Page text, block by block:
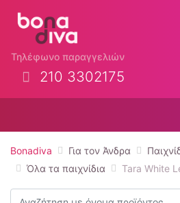
Τηλέφωνο παραγγελιών
210 3302175
Bonadiva Για τον Άνδρα
Όλα τα παιχνίδια
Tara White
Αναζήτηση